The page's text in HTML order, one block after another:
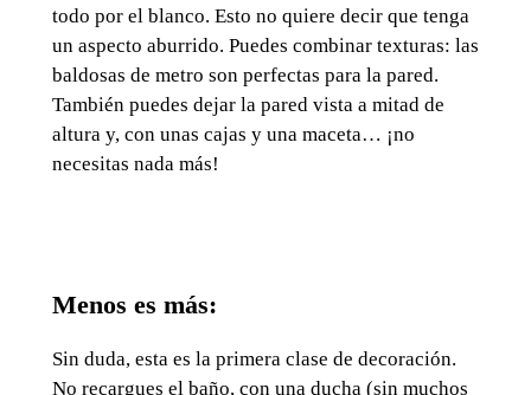
todo por el blanco. Esto no quiere decir que tenga
un aspecto aburrido. Puedes combinar texturas: las
baldosas de metro son perfectas para la pared.
También puedes dejar la pared vista a mitad de
altura y, con unas cajas y una maceta… ¡no
necesitas nada más!
Menos es más:
Sin duda, esta es la primera clase de decoración.
No recargues el baño, con una ducha (sin muchos